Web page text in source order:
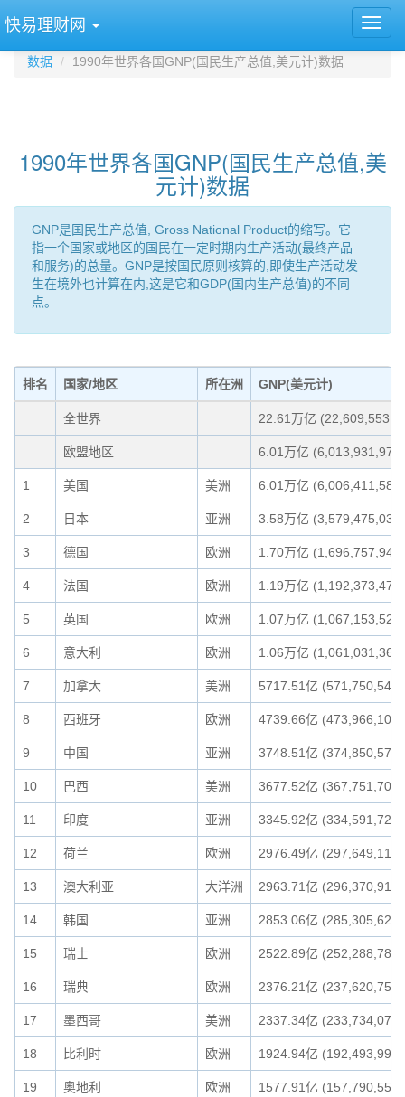
快易理财网
数据 1990年世界各国GNP(国民生产总值,美元计)数据
1990年世界各国GNP(国民生产总值,美
元计)数据
GNP是国民生产总值, Gross National Product的缩写。它
指一个国家或地区的国民在一定时期内生产活动(最终产品
和服务)的总量。GNP是按国民原则核算的,即使生产活动发
生在境外也计算在内,这是它和GDP(国内生产总值)的不同
点。
排名 国家/地区 所在洲 GNP(美元计)
全世界 22.61万亿
欧盟地区 6.01万亿
1 美国 美洲 6.01万亿
2 日本 亚洲 3.58万亿
3 德国 欧洲 1.70万亿
4 法国 欧洲 1.19万亿
5 英国 欧洲 1.07万亿
6 意大利 欧洲 1.06万亿
7 加拿大 美洲 5717.51亿
8 西班牙 欧洲 4739.66亿
9 中国 亚洲 3748.51亿
10 巴西 美洲 3677.52亿
11 印度 亚洲 3345.92亿
12 荷兰 欧洲 2976.49亿
13 澳大利亚 大洋洲 2963.71亿
14 韩国 亚洲 2853.06亿
15 瑞士 欧洲 2522.89亿
16 瑞典 欧洲 2376.21亿
17 墨西哥 美洲 2337.34亿
18 比利时 欧洲 1924.94亿
19 奥地利 欧洲 1577.91亿